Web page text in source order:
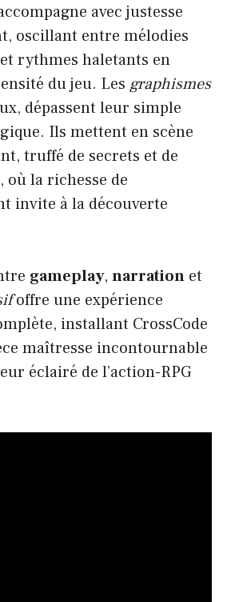
avec justesse
oscillant entre mélodies
rythmes haletants en
du jeu. Les graphismes
dépassent leur simple
Ils mettent en scène
truffé de secrets et de
où la richesse de
invite à la découverte
gameplay, narration et
offre une expérience
installant CrossCode
maîtresse incontournable
éclairé de l’action-RPG